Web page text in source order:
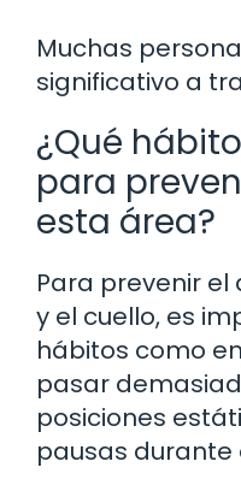
Muchas
significativo a
¿Qué
para
esta área?
Para prevenir
y el cuello, es
hábitos como
pasar
posiciones
pausas durante